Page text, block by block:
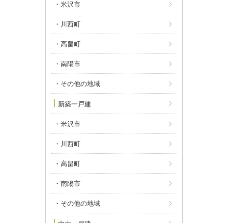
・米沢市
・川西町
・高畠町
・南陽市
・その他の地域
新築一戸建
・米沢市
・川西町
・高畠町
・南陽市
・その他の地域